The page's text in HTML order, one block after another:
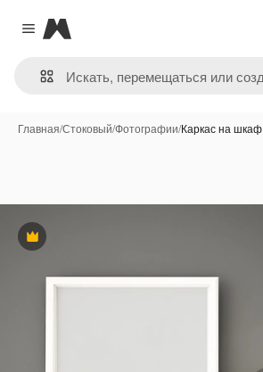
Close menu
Magnific
Главная/Стоковый/Фотографии/Каркас на шкаф
Премиум